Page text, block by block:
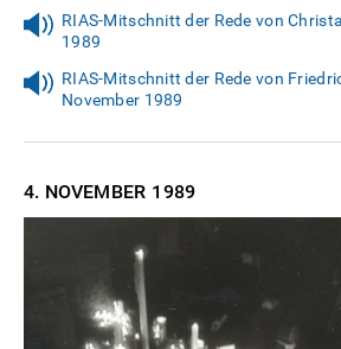
RIAS-Mitschnitt der Rede von
1989
RIAS-Mitschnitt der Rede von
November 1989
4. NOVEMBER 1989